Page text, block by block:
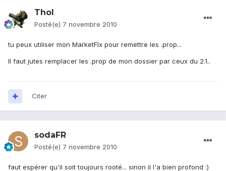
Thol
Posté(e) 7 novembre 2010
tu peux utiliser mon MarketFIx pour remettre les .prop...
Il faut jutes remplacer les .prop de mon dossier par ceux du 2.1..
Citer
sodaFR
Posté(e) 7 novembre 2010
faut espérer qu'il soit toujours rooté... sinon il l'a bien profond :)